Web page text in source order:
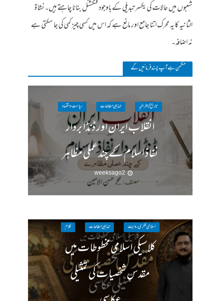
شعبوں میں حالات کی یکسر تبدیلی کے باوجود فنکشنل بنانا چاہتے ہیں۔ نشاۃ
الثانیہ کا یہ محرک اتنا جامع اور مانع ہے کہ اس میں کسی چیز کمی کی جا سکتی ہے
نہ اضافہ۔
مکمن ہےآپ پسند فرمائیں گے
تاریخ / جغرافیہ تہذیبی مطالعات سیاست واقتصاد
انقلاب ایران اور ڈنڈا بردار
نفاذ اسلام کے چند عملی مظاہر
2 weeks ago
اسلامی فکری روایت تہذیبی مطالعات کلام
کلاسیکی اسلامی مخطوطات میں
مقدس شخصیات کی تمثیلی